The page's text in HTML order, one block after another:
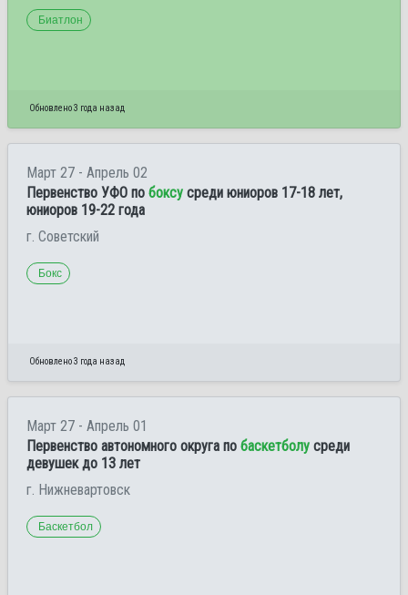
Биатлон
Обновлено 3 года назад
Март 27 - Апрель 02
Первенство УФО по боксу среди юниоров 17-18 лет,
юниоров 19-22 года
г. Советский
Бокс
Обновлено 3 года назад
Март 27 - Апрель 01
Первенство автономного округа по баскетболу среди
девушек до 13 лет
г. Нижневартовск
Баскетбол